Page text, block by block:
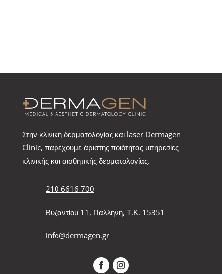
Στην κλινική δερματολογίας και laser Dermagen
Clinic, παρέχουμε άριστης ποιότητας υπηρεσίες
κλινικής και αισθητικής δερματολογίας.
210 6616 700
Βυζαντίου 11, Παλλήνη, Τ.Κ. 15351
info@dermagen.gr